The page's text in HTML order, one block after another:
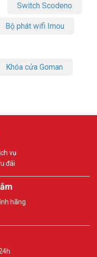
Switch Scodeno
Bộ phát wifi Imou
Khóa cửa Goman
vụ
đãi
hãng